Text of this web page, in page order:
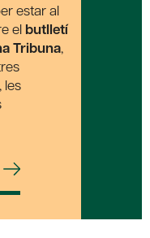
estar al
el butlletí
Tribuna,
les